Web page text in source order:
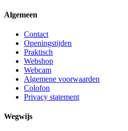
Algemeen
Contact
Openingstijden
Praktisch
Webshop
Webcam
Algemene voorwaarden
Colofon
Privacy statement
Wegwijs